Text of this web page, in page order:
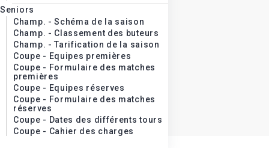
Seniors
Champ. - Schéma de la saison
Champ. - Classement des buteurs
Champ. - Tarification de la saison
Coupe - Equipes premières
Coupe - Formulaire des matches
premières
Coupe - Equipes réserves
Coupe - Formulaire des matches
réserves
Coupe - Dates des différents tours
Coupe - Cahier des charges